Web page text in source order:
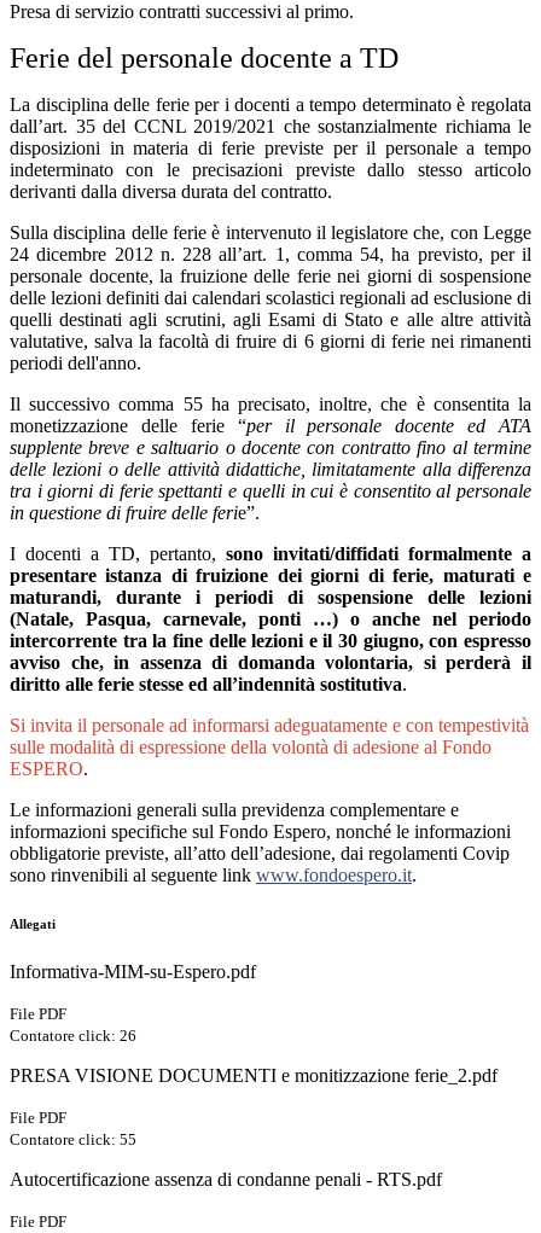
Presa di servizio contratti successivi al primo.
Ferie del personale docente a TD
La disciplina delle ferie per i docenti a tempo determinato è regolata
dall’art. 35 del CCNL 2019/2021 che sostanzialmente richiama le
disposizioni in materia di ferie previste per il personale a tempo
indeterminato con le precisazioni previste dallo stesso articolo
derivanti dalla diversa durata del contratto.
Sulla disciplina delle ferie è intervenuto il legislatore che, con Legge
24 dicembre 2012 n. 228 all’art. 1, comma 54, ha previsto, per il
personale docente, la fruizione delle ferie nei giorni di sospensione
delle lezioni definiti dai calendari scolastici regionali ad esclusione di
quelli destinati agli scrutini, agli Esami di Stato e alle altre attività
valutative, salva la facoltà di fruire di 6 giorni di ferie nei rimanenti
periodi dell'anno.
Il successivo comma 55 ha precisato, inoltre, che è consentita la
monetizzazione delle ferie “per ilpersonale docente ed ATA
supplente breve e saltuario o docente con contratto fino al termine
delle lezioni o delle attività didattiche, limitatamente alla differenza
tra i giorni di ferie spettanti e quelli in cui è consentito al personale
in questione di fruire delle ferie”.
I docenti a TD, pertanto, sono invitati/diffidati formalmente a
presentare istanza di fruizione dei giorni di ferie, maturati e
maturandi, durante i periodi di sospensione delle lezioni
(Natale, Pasqua, carnevale, ponti …) o anche nel periodo
intercorrente tra la fine delle lezioni e il 30 giugno, con espresso
avviso che, in assenza di domanda volontaria, si perderà il
diritto alle ferie stesse ed all’indennità sostitutiva.
Si invita il personale ad informarsi adeguatamente e con tempestività
sulle modalità di espressione della volontà di adesione al Fondo
ESPERO.
Le informazioni generali sulla previdenza complementare e
informazioni specifiche sul Fondo Espero, nonché le informazioni
obbligatorie previste, all’atto dell’adesione, dai regolamenti Covip
sono rinvenibili al seguente link www.fondoespero.it.
Allegati
Informativa-MIM-su-Espero.pdf
File PDF
Contatore click: 26
PRESA VISIONE DOCUMENTI e monitizzazione ferie_2.pdf
File PDF
Contatore click: 55
Autocertificazione assenza di condanne penali - RTS.pdf
File PDF